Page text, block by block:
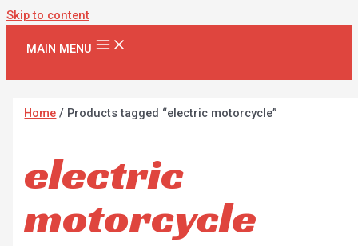
Skip to content
MAIN MENU
Home / Products tagged “electric motorcycle”
electric
motorcycle